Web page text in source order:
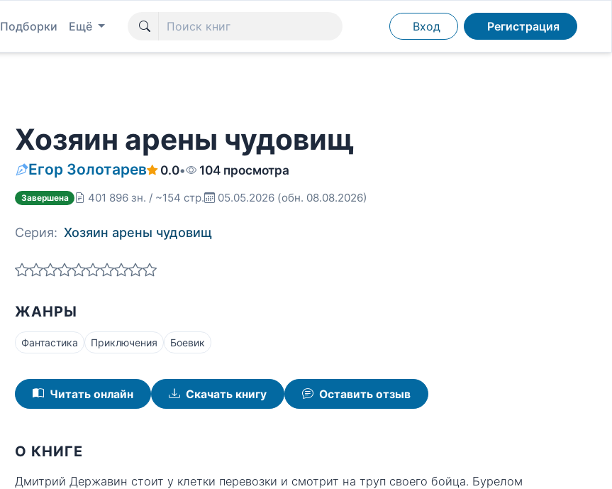
Подборки Ещё Вход Регистрация
Хозяин арены чудовищ
Егор Золотарев 0.0• 104 просмотра
Завершена 401 896 зн. / ~154 стр. 05.05.2026 (обн. 08.08.2026)
Серия: Хозяин арены чудовищ
ЖАНРЫ
Фантастика Приключения Боевик
Читать онлайн Скачать книгу Оставить отзыв
О КНИГЕ
Дмитрий Державин стоит у клетки перевозки и смотрит на труп своего бойца. Бурелом